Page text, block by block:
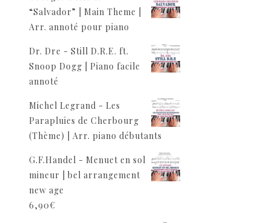
“Salvador” | Main Theme |
Arr. annoté pour piano
Dr. Dre - Still D.R.E. ft.
Snoop Dogg | Piano facile
annoté
Michel Legrand - Les
Parapluies de Cherbourg
(Thème) | Arr. piano débutants
G.F.Handel - Menuet en sol
mineur | bel arrangement
new age
6,90€